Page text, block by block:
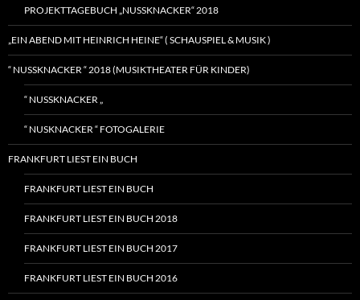
PROJEKTTAGEBUCH „NUSSKNACKER“ 2018
„EIN ABEND MIT HEINRICH HEINE“ ( SCHAUSPIEL & MUSIK )
“ NUSSKNACKER “ 2018 (MUSIKTHEATER FÜR KINDER)
“ NUSSKNACKER „
“ NUSKNACKER “ FOTOGALERIE
FRANKFURT LIEST EIN BUCH
FRANKFURT LIEST EIN BUCH
FRANKFURT LIEST EIN BUCH 2018
FRANKFURT LIEST EIN BUCH 2017
FRANKFURT LIEST EIN BUCH 2016